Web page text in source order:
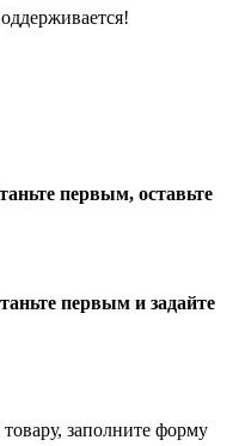
первым, оставьте
первым и задайте
заполните форму